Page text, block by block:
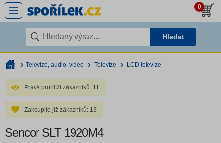
0
Hledat
Televize, audio, video Televize LCD televize
Právě prohlíží zákazníků: 11
Zakoupilo již zákazníků: 13
Sencor SLT 1920M4